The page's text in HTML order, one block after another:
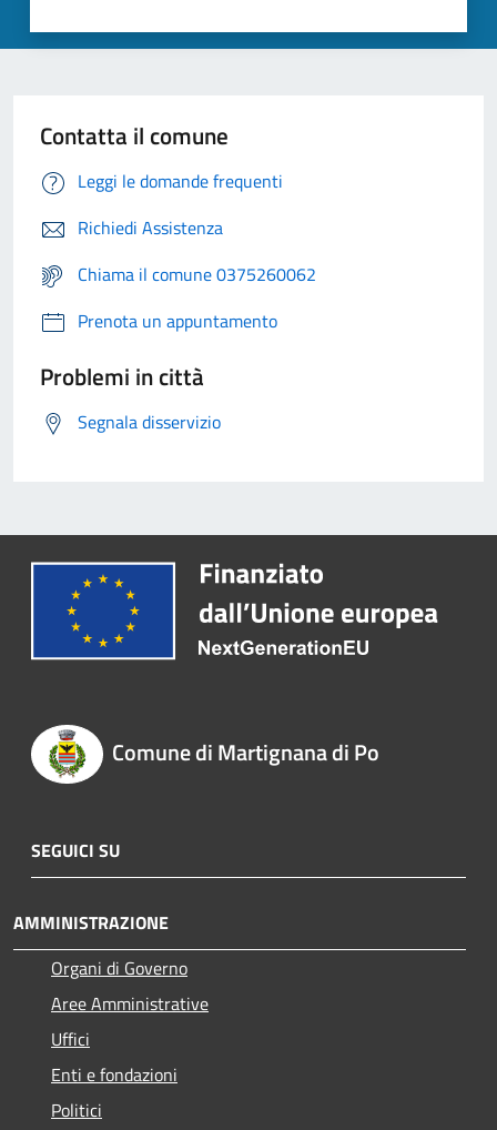
Contatta il comune
Leggi le domande frequenti
Richiedi Assistenza
Chiama il comune 0375260062
Prenota un appuntamento
Problemi in città
Segnala disservizio
Comune di Martignana di Po
SEGUICI SU
AMMINISTRAZIONE
Organi di Governo
Aree Amministrative
Uffici
Enti e fondazioni
Politici